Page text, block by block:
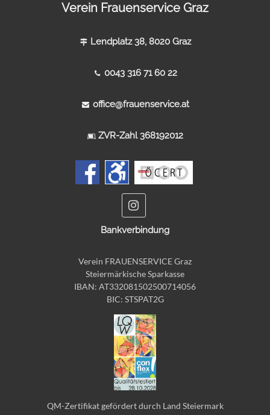
Verein Frauenservice Graz
Lendplatz 38, 8020 Graz
0043 316 71 60 22
office@frauenservice.at
ZVR-Zahl 368192012
Bankverbindung
Verein FRAUENSERVICE Graz
Steiermärkische Sparkasse
IBAN: AT332081502500714056
BIC: STSPAT2G
QM-Zertifikat gefördert durch Land Steiermark